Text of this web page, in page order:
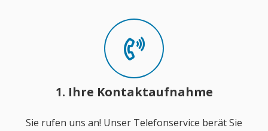
1. Ihre Kontaktaufnahme
Sie rufen uns an! Unser Telefonservice berät Sie